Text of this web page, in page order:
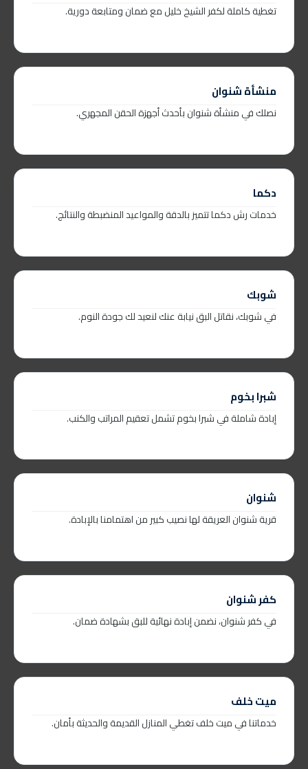
تغطية كاملة لكفر الشيخ خليل مع ضمان ومتابعة دورية.
منشأة شنوان
نصلك في منشأة شنوان بأحدث أجهزة الحقن المجهري.
دكما
خدمات رش دكما تتميز بالدقة والمواعيد المنضبطة والنتائج.
شوبك
في شوبك، نقاتل البق نيابة عنك لنعيد لك جودة النوم.
شبرا بخوم
إبادة شاملة في شبرا بخوم تشمل تعقيم المراتب والكنب.
شنوان
قرية شنوان العريقة لها نصيب كبير من اهتمامنا بالإبادة.
كفر شنوان
في كفر شنوان، نضمن إبادة نهائية للبق بشهادة ضمان.
ميت خلف
خدماتنا في ميت خلف تغطي المنازل القديمة والحديثة بأمان.